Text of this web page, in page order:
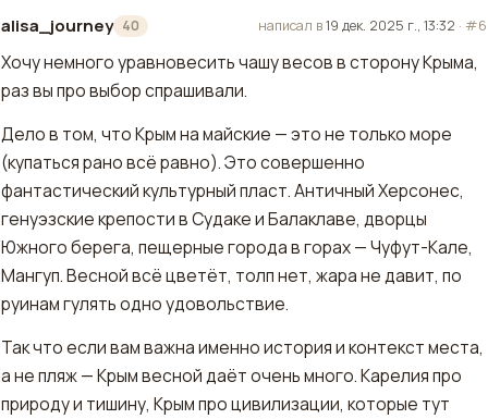
alisa_journey 40
отредактировано написал в19 дек. 2025 г., 13:32 · #6
Хочу немного уравновесить чашу весов в сторону Крыма,
раз вы про выбор спрашивали.
Дело в том, что Крым на майские — это не только море
(купаться рано всё равно). Это совершенно
фантастический культурный пласт. Античный Херсонес,
генуэзские крепости в Судаке и Балаклаве, дворцы
Южного берега, пещерные города в горах — Чуфут-Кале,
Мангуп. Весной всё цветёт, толп нет, жара не давит, по
руинам гулять одно удовольствие.
Так что если вам важна именно история и контекст места,
а не пляж — Крым весной даёт очень много. Карелия про
природу и тишину, Крым про цивилизации, которые тут